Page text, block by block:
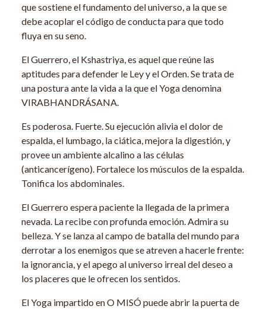
que sostiene el fundamento del universo, a la que se
debe acoplar el código de conducta para que todo
fluya en su seno.
El Guerrero, el Kshastriya, es aquel que reúne las
aptitudes para defender le Ley y el Orden. Se trata de
una postura ante la vida a la que el Yoga denomina
VIRABHANDRÁSANA.
Es poderosa. Fuerte. Su ejecución alivia el dolor de
espalda, el lumbago, la ciática, mejora la digestión, y
provee un ambiente alcalino a las células
(anticancerígeno). Fortalece los músculos de la espalda.
Tonifica los abdominales.
El Guerrero espera paciente la llegada de la primera
nevada. La recibe con profunda emoción. Admira su
belleza. Y se lanza al campo de batalla del mundo para
derrotar a los enemigos que se atreven a hacerle frente:
la ignorancia, y el apego al universo irreal del deseo a
los placeres que le ofrecen los sentidos.
El Yoga impartido en O MISÓ puede abrir la puerta de